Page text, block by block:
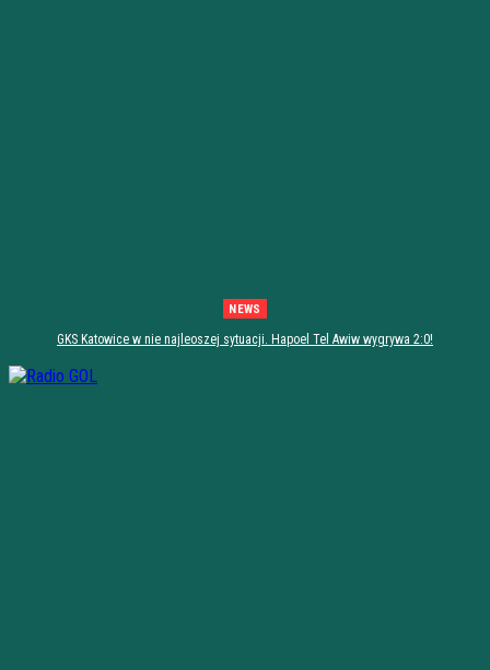
NEWS
GKS Katowice w nie najleoszej sytuacji. Hapoel Tel Awiw wygrywa 2:0!